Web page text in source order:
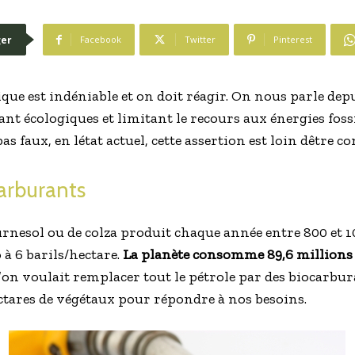
Facebook Twitter Pinterest
est indéniable et on doit réagir. On nous parle
écologiques et limitant le recours aux énergies
faux, en létat actuel, cette assertion est loin dêtre
ou de colza produit chaque année entre 800 et
6 barils/hectare. La planète consomme 89,6
voulait remplacer tout le pétrole par des
de végétaux pour répondre à nos besoins.